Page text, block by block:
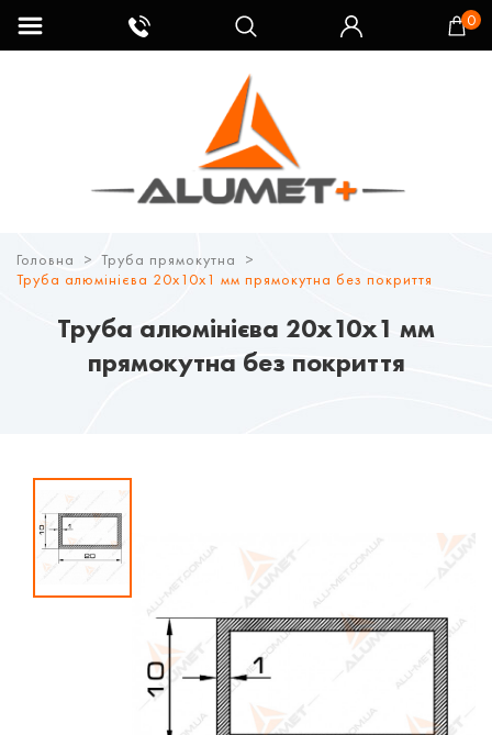
0
Головна
Труба прямокутна
Труба алюмінієва 20х10х1 мм прямокутна без покриття
Труба алюмінієва 20х10х1 мм
прямокутна без покриття